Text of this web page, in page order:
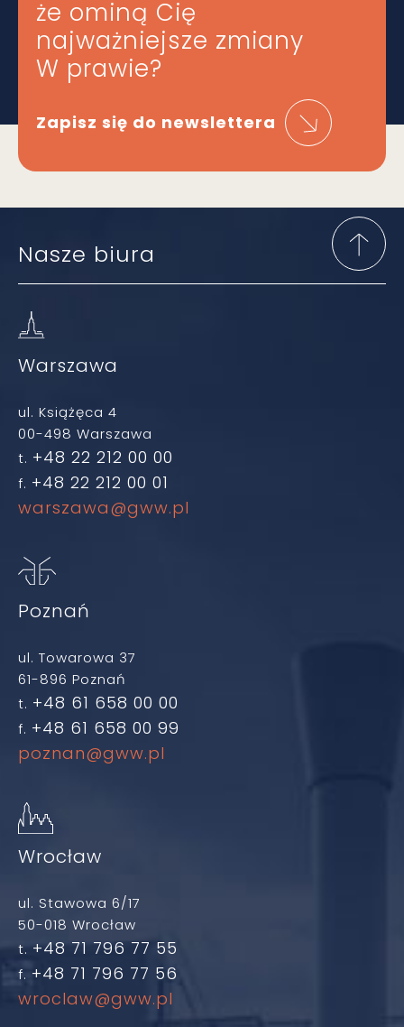
że ominą Cię
najważniejsze zmiany
W prawie?
Zapisz się do newslettera
Nasze biura
Warszawa
ul. Książęca 4
00-498 Warszawa
t. +48 22 212 00 00
f. +48 22 212 00 01
warszawa@gww.pl
Poznań
ul. Towarowa 37
61-896 Poznań
t. +48 61 658 00 00
f. +48 61 658 00 99
poznan@gww.pl
Wrocław
ul. Stawowa 6/17
50-018 Wrocław
t. +48 71 796 77 55
f. +48 71 796 77 56
wroclaw@gww.pl